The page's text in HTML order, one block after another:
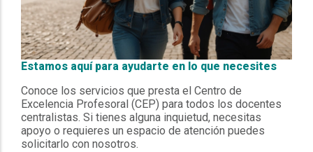
Estamos aquí para ayudarte en lo que necesites
Conoce los servicios que presta el Centro de
Excelencia Profesoral (CEP) para todos los docentes
centralistas. Si tienes alguna inquietud, necesitas
apoyo o requieres un espacio de atención puedes
solicitarlo con nosotros.